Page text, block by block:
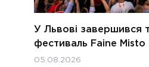
У Львові завершився
фестиваль Faine Misto
05.08.2026